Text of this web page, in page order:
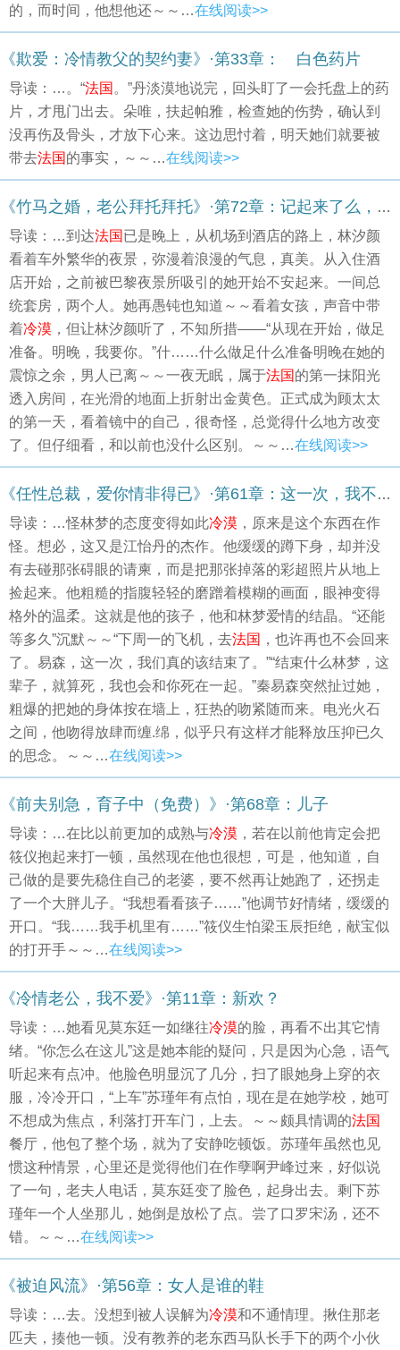
的，而时间，他想他还～～…在线阅读>>
《欺爱：冷情教父的契约妻》·第33章： 白色药片
导读：…。“法国 。”丹淡漠地说完，回头盯了一会托盘上的药
片，才甩门出去。朵唯，扶起帕雅，检查她的伤势，确认到
没再伤及骨头，才放下心来。这边思忖着，明天她们就要被
带去法国的事实，～～…在线阅读>>
《竹马之婚，老公拜托拜托》·第72章：记起来了么，颜颜
导读：…到达法国已是晚上，从机场到酒店的路上，林汐颜
看着车外繁华的夜景，弥漫着浪漫的气息，真美。从入住酒
店开始，之前被巴黎夜景所吸引的她开始不安起来。一间总
统套房，两个人。她再愚钝也知道～～看着女孩，声音中带
着冷漠 ，但让林汐颜听了，不知所措——“从现在开始，做足
准备。明晚，我要你。”什……什么做足什么准备明晚在她的
震惊之余，男人已离～～一夜无眠，属于法国的第一抹阳光
透入房间，在光滑的地面上折射出金黄色。正式成为顾太太
的第一天，看着镜中的自己，很奇怪，总觉得什么地方改变
了。但仔细看，和以前也没什么区别。～～…在线阅读>>
《任性总裁，爱你情非得已》·第61章：这一次，我不会让你等的太久
导读：…怪林梦的态度变得如此冷漠 ，原来是这个东西在作
怪。想必，这又是江怡丹的杰作。他缓缓的蹲下身，却并没
有去碰那张碍眼的请柬，而是把那张掉落的彩超照片从地上
捡起来。他粗糙的指腹轻轻的磨蹭着模糊的画面，眼神变得
格外的温柔。这就是他的孩子，他和林梦爱情的结晶。“还能
等多久”沉默～～“下周一的飞机，去法国 ，也许再也不会回来
了。易森，这一次，我们真的该结束了。”“结束什么林梦，这
辈子，就算死，我也会和你死在一起。”秦易森突然扯过她，
粗爆的把她的身体按在墙上，狂热的吻紧随而来。电光火石
之间，他吻得放肆而缠.绵，似乎只有这样才能释放压抑已久
的思念。～～…在线阅读>>
《前夫别急，育子中（免费）》·第68章：儿子
导读：…在比以前更加的成熟与冷漠 ，若在以前他肯定会把
筱仪抱起来打一顿，虽然现在他也很想，可是，他知道，自
己做的是要先稳住自己的老婆，要不然再让她跑了，还拐走
了一个大胖儿子。“我想看看孩子……”他调节好情绪，缓缓的
开口。“我……我手机里有……”筱仪生怕梁玉辰拒绝，献宝似
的打开手～～…在线阅读>>
《冷情老公，我不爱》·第11章：新欢？
导读：…她看见莫东廷一如继往冷漠的脸，再看不出其它情
绪。“你怎么在这儿”这是她本能的疑问，只是因为心急，语气
听起来有点冲。他脸色明显沉了几分，扫了眼她身上穿的衣
服，冷冷开口，“上车”苏瑾年有点怕，现在是在她学校，她可
不想成为焦点，利落打开车门，上去。～～颇具情调的法国
餐厅，他包了整个场，就为了安静吃顿饭。苏瑾年虽然也见
惯这种情景，心里还是觉得他们在作孽啊尹峰过来，好似说
了一句，老夫人电话，莫东廷变了脸色，起身出去。剩下苏
瑾年一个人坐那儿，她倒是放松了点。尝了口罗宋汤，还不
错。～～…在线阅读>>
《被迫风流》·第56章：女人是谁的鞋
导读：…去。没想到被人误解为冷漠和不通情理。揪住那老
匹夫，揍他一顿。没有教养的老东西马队长手下的两个小伙